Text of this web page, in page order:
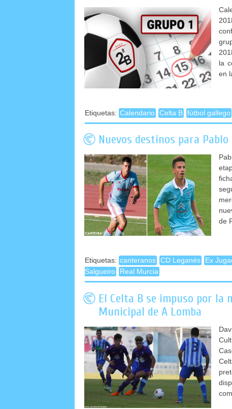
la
en
Etiquetas: Calendario Celta B fútbol gallego
Nuevos destinos para
de
Etiquetas: canteranos CD Leganés Ex
Salgueiro
Real Murcia
El Celta B se impuso por la
Municipal de A Lomba